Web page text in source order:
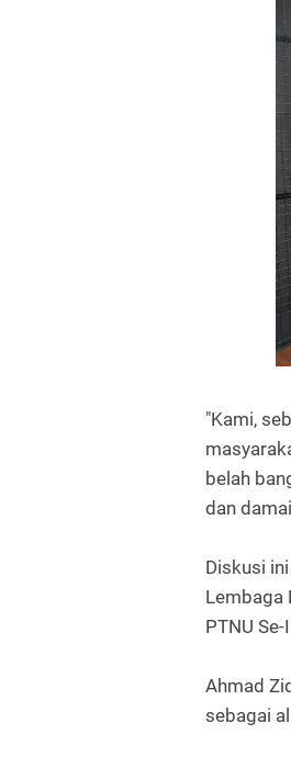
"Kami,
belah
dan
Diskusi
Lembaga
PTNU
Ahmad
sebagai